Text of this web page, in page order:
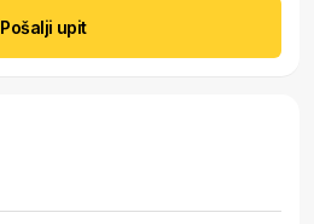
Pošalji upit